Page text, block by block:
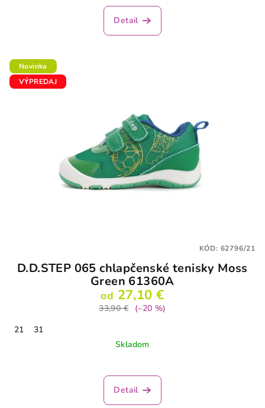
Detail
Novinka
VÝPREDAJ
D.D.STEP 065 chlapčenské tenisky Moss
Green 61360A
od 27,10 €
33,90 €
(–20 %)
21
31
Skladom
Detail
KÓD: 62796/21